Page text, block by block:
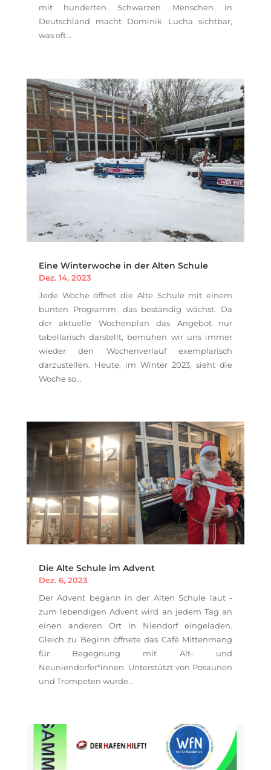
mit hunderten Schwarzen Menschen in
Deutschland macht Dominik Lucha sichtbar,
was oft...
Eine Winterwoche in der Alten Schule
Dez. 14, 2023
Jede Woche öffnet die Alte Schule mit einem
bunten Programm, das beständig wächst. Da
der aktuelle Wochenplan das Angebot nur
tabellarisch darstellt, bemühen wir uns immer
wieder den Wochenverlauf exemplarisch
darzustellen. Heute, im Winter 2023, sieht die
Woche so...
Die Alte Schule im Advent
Dez. 6, 2023
Der Advent begann in der Alten Schule laut -
zum lebendigen Advent wird an jedem Tag an
einen anderen Ort in Niendorf eingeladen.
Gleich zu Beginn öffnete das Café Mittenmang
für Begegnung mit Alt- und
Neuniendorfer*innen. Unterstützt von Posaunen
und Trompeten wurde...